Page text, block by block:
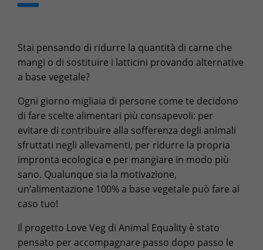
Stai pensando di ridurre la quantità di carne che
mangi o di sostituire i latticini provando alternative
a base vegetale?
Ogni giorno migliaia di persone come te decidono
di fare scelte alimentari più consapevoli: per
evitare di contribuire alla sofferenza degli animali
sfruttati negli allevamenti, per ridurre la propria
impronta ecologica e per mangiare in modo più
sano. Qualunque sia la motivazione,
un’alimentazione 100% a base vegetale può fare al
caso tuo!
Il progetto Love Veg di Animal Equality è stato
pensato per accompagnare passo dopo passo le